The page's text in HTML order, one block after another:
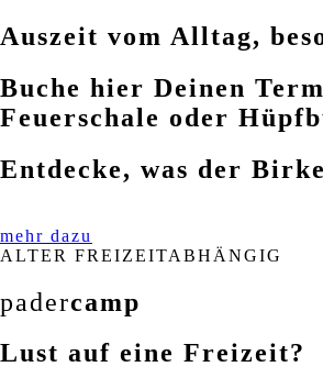
Auszeit vom Alltag,
Buche hier Deinen
Feuerschale oder
Entdecke, was der
mehr dazu
ALTER FREIZEITABHÄNGIG
padercamp
Lust auf eine Freizeit?